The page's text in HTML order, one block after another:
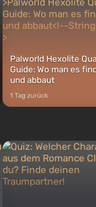
Palworld Hexolite
Guide: Wo man es
und abbaut
1 Tag zurück